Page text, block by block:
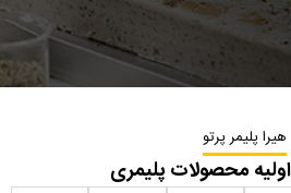
هیرا پلیمر پرتو
محصولات پلیمری